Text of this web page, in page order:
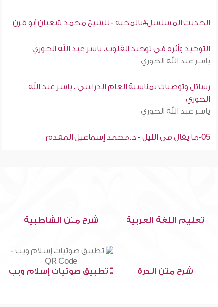
الحديث المسلسل#بالمحبة - للشيخ محمد شعبان أبو قرن
التوحيد وأثره في توحيد القلوب. ياسر عبد الله الحوري
ياسر عبد الله الحوري
رسائل وتوصيات بمناسبة العام الدراسي . ياسر عبد الله
الحوري
ياسر عبد الله الحوري
05-ما يقال فى الليل - د.محمد إسماعيل المقدم
تعليم اللغة العربية شرح متن الشاطبية
شرح متن الدرة تطبيق صوتيات إسلام ويب